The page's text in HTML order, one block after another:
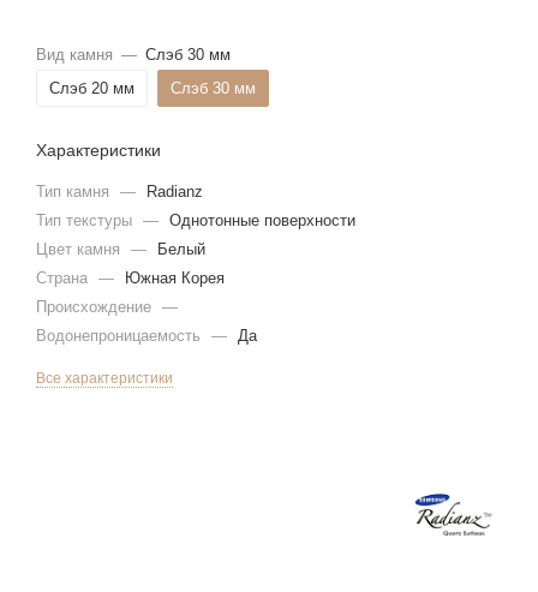
Вид камня — Слэб 30 мм
Слэб 20 мм
Слэб 30 мм
Характеристики
Тип камня —
Radianz
Тип текстуры — Однотонные поверхности
Цвет камня
—
Белый
Страна —
Южная Корея
Происхождение —
Водонепроницаемость
— Да
Все характеристики